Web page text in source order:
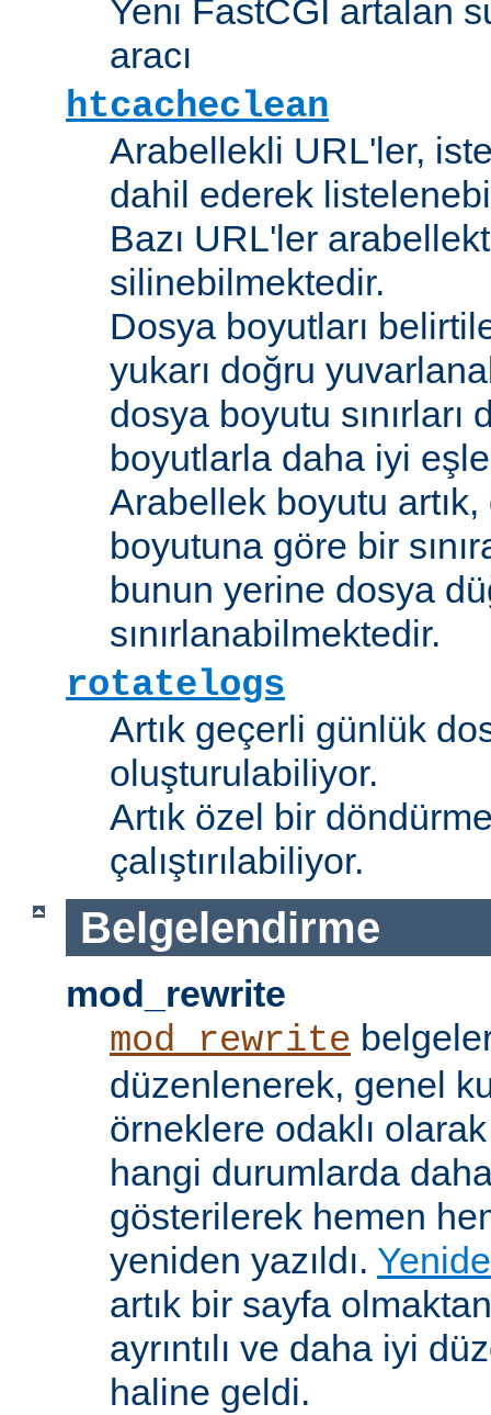
Yeni FastCGI artalan
aracı
htcacheclean
Arabellekli URL'ler,
dahil ederek
Bazı URL'ler
silinebilmektedir.
Dosya boyutları
yukarı doğru
dosya boyutu sınırları
boyutlarla daha iyi
Arabellek boyutu
boyutuna göre bir
bunun yerine dosya
sınırlanabilmektedir.
rotatelogs
Artık geçerli günlük
oluşturulabiliyor.
Artık özel bir
çalıştırılabiliyor.
Belgelendirme
mod_rewrite
mod_rewrite
düzenlenerek, genel
örneklere odaklı
hangi durumlarda
gösterilerek hemen
yeniden yazıldı.
artık bir sayfa
ayrıntılı ve daha iyi
haline geldi.